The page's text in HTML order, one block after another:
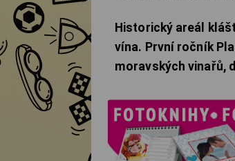
Historický areál
vína. První ročník
moravských vinařů,